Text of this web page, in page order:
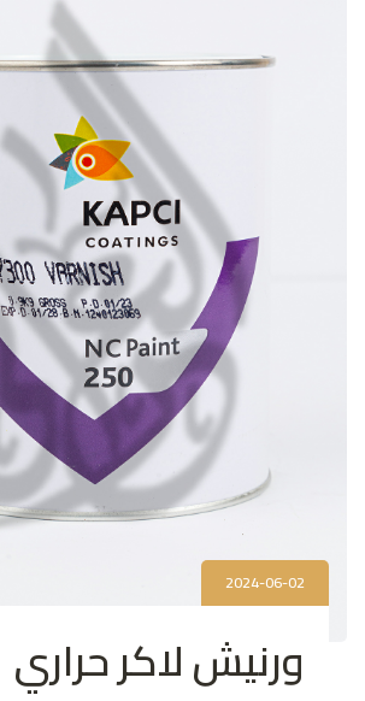
2024-06-02
ورنيش لاكر حراري